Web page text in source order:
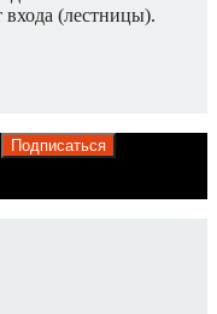
входа (лестницы).
Подписаться